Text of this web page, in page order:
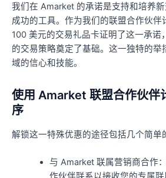
我们在 Amarket 的承诺是支持和培养
成功的工具。作为我们的联盟合作伙
100 美元的交易礼品卡证明了这一承诺
的交易策略奠定了基础。这一独特的举
域的信心和技能。
使用 Amarket 联盟合作伙伴
序
解锁这一特殊优惠的途径包括几个简单
与 Amarket 联属营销商合作